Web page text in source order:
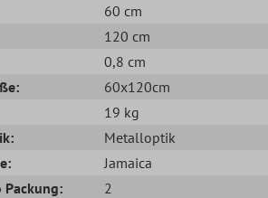
60 cm
120 cm
0,8 cm
60x120cm
19 kg
Metalloptik
Jamaica
2